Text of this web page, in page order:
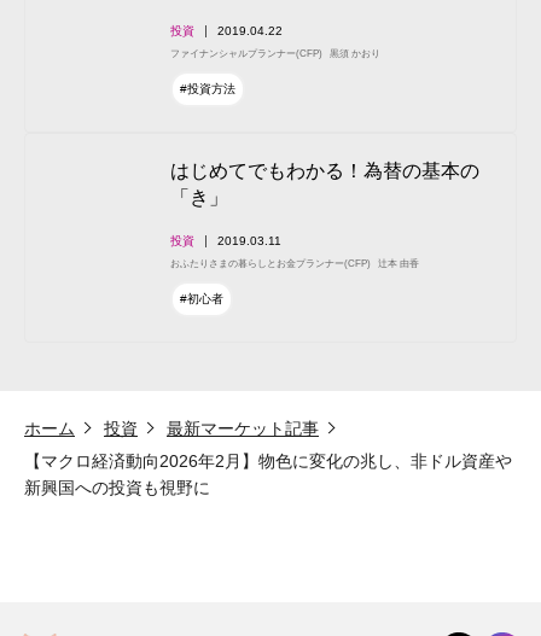
投資 2019.04.22
ファイナンシャルプランナー(CFP) 黒須 かおり
#投資方法
はじめてでもわかる！為替の基本の
「き」
投資 2019.03.11
おふたりさまの暮らしとお金プランナー(CFP) 辻本 由香
#初心者
ホーム 投資
最新マーケット記事
【マクロ経済動向2026年2月】物色に変化の兆し、非ドル資産や
新興国への投資も視野に